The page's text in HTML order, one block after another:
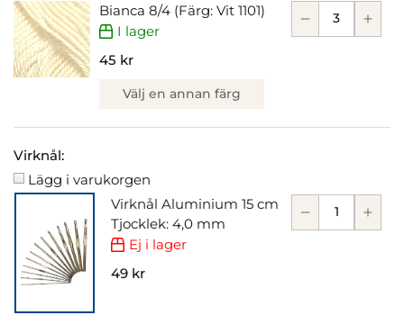
Bianca 8/4 (Färg: Vit 1101)
I lager
45 kr
Välj en annan färg
Virknål:
Lägg i varukorgen
Virknål Aluminium 15 cm
Tjocklek: 4,0 mm
Ej i lager
49 kr